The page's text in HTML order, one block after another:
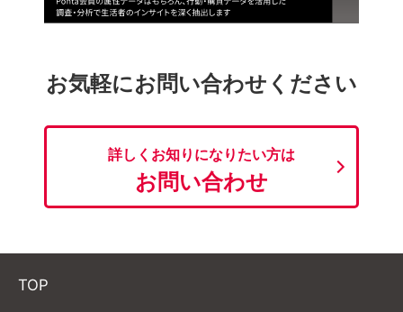
お気軽にお問い合わせください
詳しくお知りになりたい方は
お問い合わせ
TOP